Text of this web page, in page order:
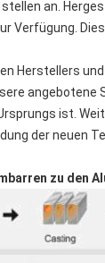
an.
Verfügung.
Herstellers
ist.
der neuen
zu den